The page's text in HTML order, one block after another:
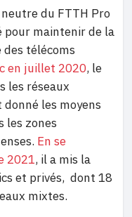
du FTTH Pro
pour maintenir de la
télécoms
en juillet 2020, le
les réseaux
donné les moyens
les zones
En se
2021, il a mis la
et privés, dont 18
mixtes.